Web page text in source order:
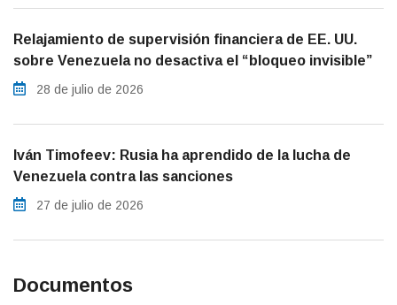
Relajamiento de supervisión financiera de EE. UU.
sobre Venezuela no desactiva el “bloqueo invisible”
28 de julio de 2026
Iván Timofeev: Rusia ha aprendido de la lucha de
Venezuela contra las sanciones
27 de julio de 2026
Documentos